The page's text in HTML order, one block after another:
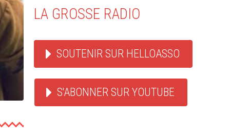
LA GROSSE RADIO
SOUTENIR SUR HELLOASSO
S'ABONNER SUR YOUTUBE